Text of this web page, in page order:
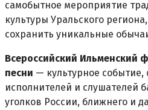
самобытное мероприятие
культуры Уральского
сохранить уникальные
Всероссийский Ильменский
песни — культурное
исполнителей и слушателей
уголков России, ближнего и